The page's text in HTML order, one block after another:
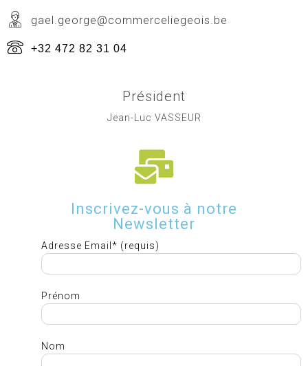
gael.george@commerceliegeois.be
+32 472 82 31 04
Président
Jean-Luc VASSEUR
Inscrivez-vous à notre
Newsletter
Adresse Email* (requis)
Prénom
Nom